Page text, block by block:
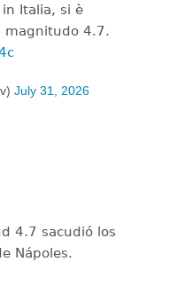
Italia, si è
magnitudo 4.7.
July 31, 2026
4.7 sacudió los
Nápoles.